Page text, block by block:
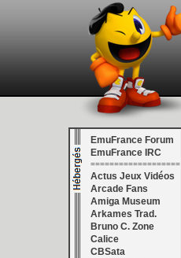
EmuFrance Forum
EmuFrance IRC
===================
Actus Jeux Vidéos
Arcade Fans
Amiga Museum
Arkames Trad.
Bruno C. Zone
Calice
CBSata